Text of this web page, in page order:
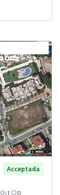
Acceptada
1 0